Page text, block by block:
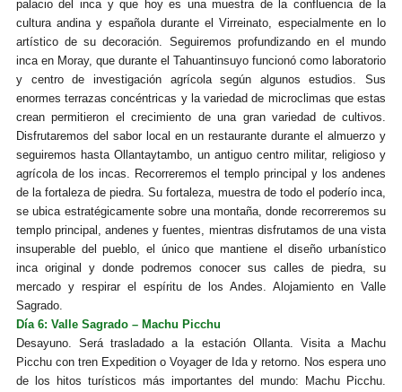
palacio del inca y que hoy es una muestra de la confluencia de la
cultura andina y española durante el Virreinato, especialmente en lo
artístico de su decoración. Seguiremos profundizando en el mundo
inca en Moray, que durante el Tahuantinsuyo funcionó como laboratorio
y centro de investigación agrícola según algunos estudios. Sus
enormes terrazas concéntricas y la variedad de microclimas que estas
crean permitieron el crecimiento de una gran variedad de cultivos.
Disfrutaremos del sabor local en un restaurante durante el almuerzo y
seguiremos hasta Ollantaytambo, un antiguo centro militar, religioso y
agrícola de los incas. Recorreremos el templo principal y los andenes
de la fortaleza de piedra. Su fortaleza, muestra de todo el poderío inca,
se ubica estratégicamente sobre una montaña, donde recorreremos su
templo principal, andenes y fuentes, mientras disfrutamos de una vista
insuperable del pueblo, el único que mantiene el diseño urbanístico
inca original y donde podremos conocer sus calles de piedra, su
mercado y respirar el espíritu de los Andes. Alojamiento en Valle
Sagrado.
Día 6: Valle Sagrado – Machu Picchu
Desayuno.Será trasladado a la estación Ollanta. Visita a Machu
Picchu con tren Expedition o Voyager de Ida y retorno. Nos espera uno
de los hitos turísticos más importantes del mundo: Machu Picchu.